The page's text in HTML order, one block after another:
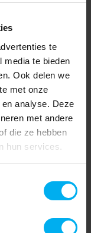
te
media te bieden
Ook delen we
met onze
analyse. Deze
met andere
die ze hebben
hun services.